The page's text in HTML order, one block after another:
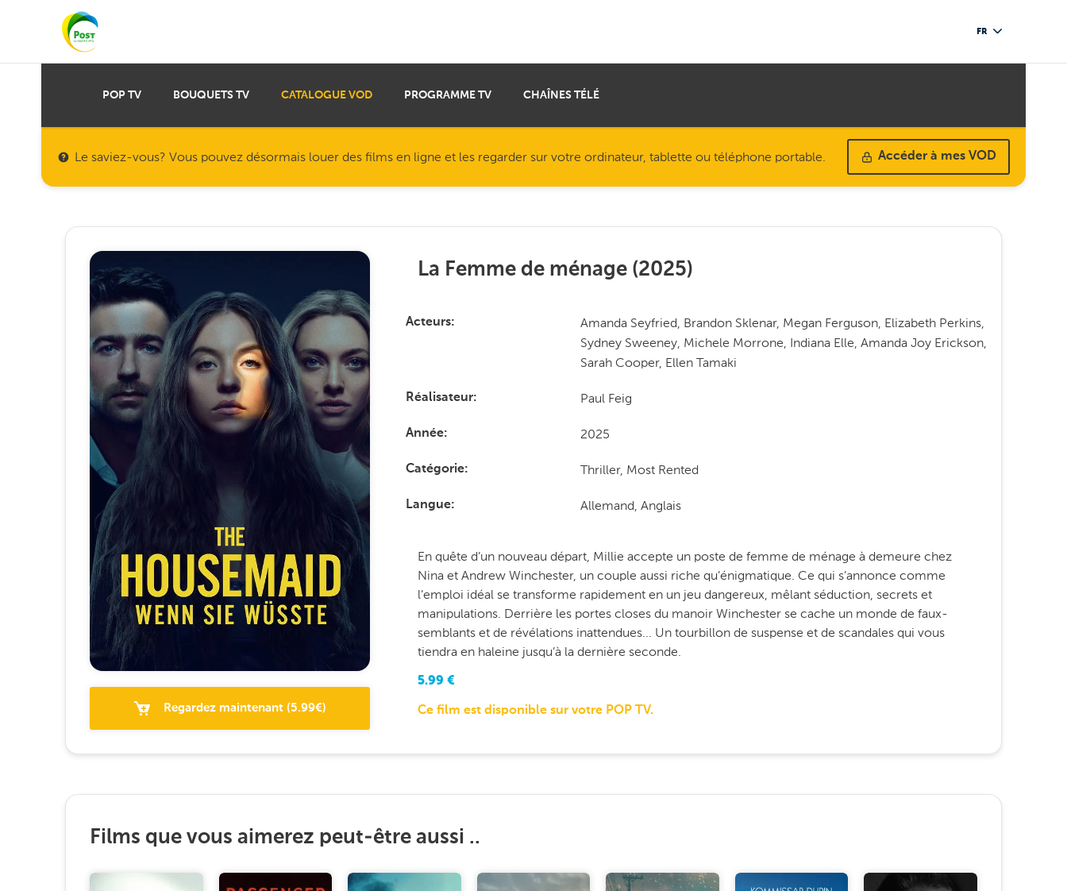
FR
POP TV BOUQUETS TV CATALOGUE VOD PROGRAMME TV CHAÎNES TÉLÉ
Le saviez-vous? Vous pouvez désormais louer des films en ligne et les regarder sur votre ordinateur, tablette ou téléphone portable. Accéder à mes VOD
Regardez maintenant (5.99€)
La Femme de ménage (2025)
Acteurs
Amanda Seyfried, Brandon Sklenar, Megan Ferguson, Elizabeth Perkins,
Sydney Sweeney, Michele Morrone, Indiana Elle, Amanda Joy Erickson,
Sarah Cooper, Ellen Tamaki
Réalisateur Paul Feig
Année 2025
Catégorie Thriller, Most Rented
Langue Allemand, Anglais
En quête d’un nouveau départ, Millie accepte un poste de femme de ménage à demeure chez
Nina et Andrew Winchester, un couple aussi riche qu’énigmatique. Ce qui s’annonce comme
l’emploi idéal se transforme rapidement en un jeu dangereux, mêlant séduction, secrets et
manipulations. Derrière les portes closes du manoir Winchester se cache un monde de faux-
semblants et de révélations inattendues... Un tourbillon de suspense et de scandales qui vous
tiendra en haleine jusqu’à la dernière seconde.
5.99 €
Ce film est disponible sur votre POP TV.
Films que vous aimerez peut-être aussi ..